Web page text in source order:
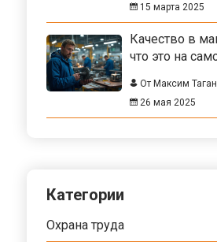
15 марта 2025
Качество в
что это на
От Максим
26 мая 2025
Категории
Охрана труда